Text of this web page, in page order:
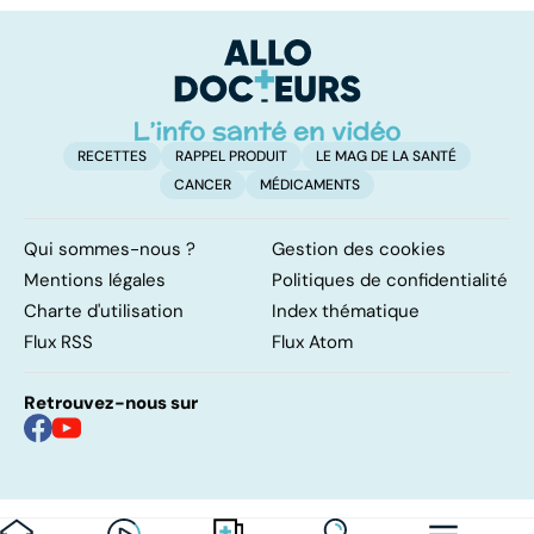
RECETTES RAPPEL PRODUIT
LE MAG DE LA SANTÉ
CANCER
MÉDICAMENTS
Qui sommes-nous ?
Gestion des cookies
Mentions légales
Politiques de confidentialité
Charte d'utilisation
Index thématique
Flux RSS
Flux Atom
Retrouvez-nous sur